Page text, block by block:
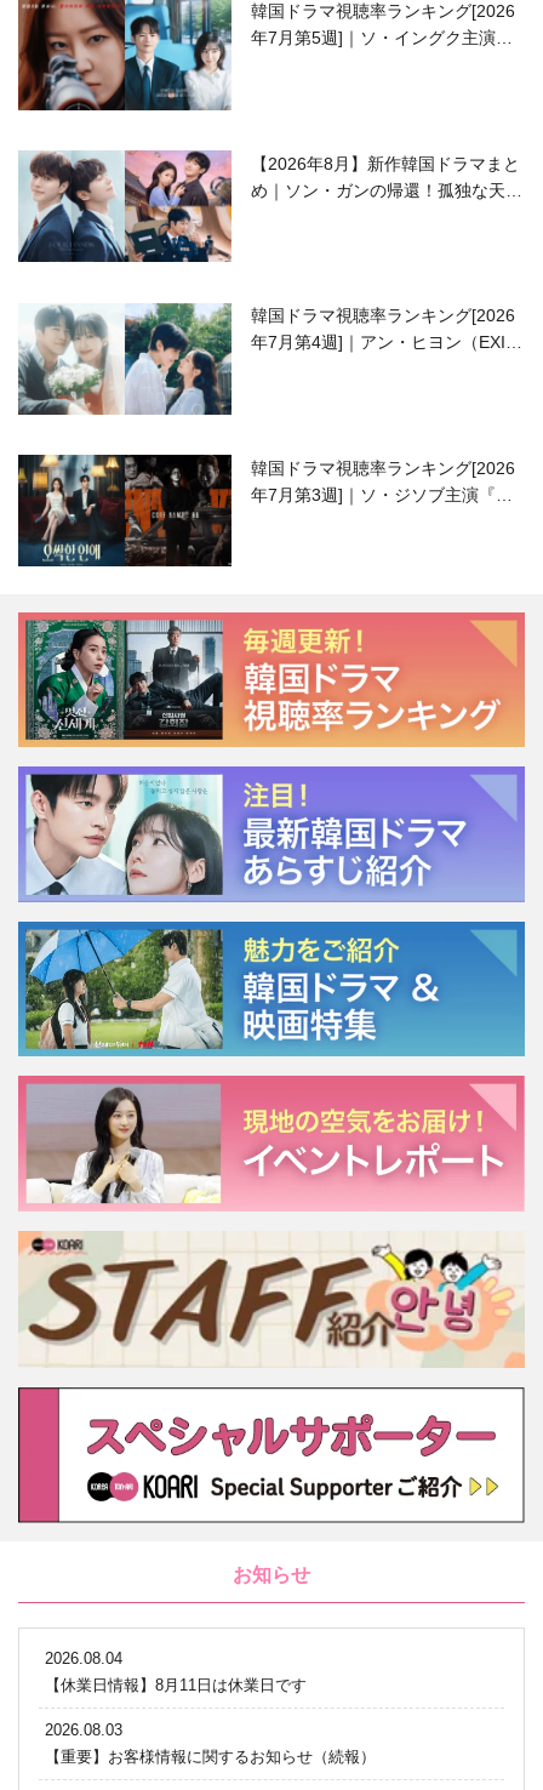
韓国ドラマ視聴率ランキング[2026
年7月第5週]｜ソ・イングク主演の
【2026年8月】新作韓国ドラマまと
め｜ソン・ガンの帰還！孤独な天才
韓国ドラマ視聴率ランキング[2026
年7月第4週]｜アン・ヒヨン（EXID
韓国ドラマ視聴率ランキング[2026
年7月第3週]｜ソ・ジソブ主演『エ
お知らせ
2026.08.04
【休業日情報】8月11日は休業日です
2026.08.03
【重要】お客様情報に関するお知らせ（続報）